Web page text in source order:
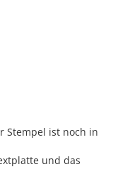
Stempel ist noch in
und das